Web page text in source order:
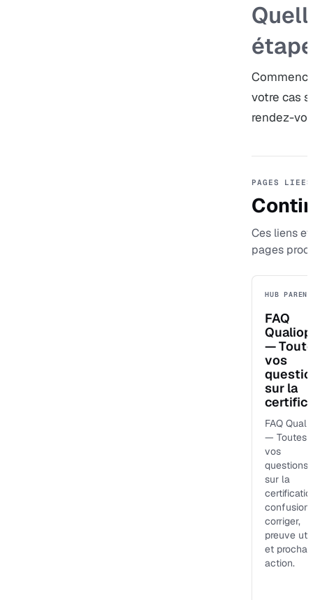
votre cas
rendez-
PAGES LIEES
Ces liens
pages
HUB PARENT
FAQ
—
vos
sur la
FAQ
— Toutes
vos
questions
sur la
confusion
corriger,
preuve
et
action.